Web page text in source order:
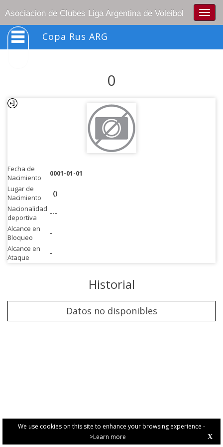
We use cookies on this site to enhance your browsing experience -
>Learn more
X
Asociacion de Clubes Liga Argentina de Voleibol
Copa Rus ARG
0
Fecha de
Nacimiento
0001-01-01
Lugar de
Nacimiento
()
Nacionalidad
deportiva
---
Alcance en
Bloqueo
-
Alcance en
Ataque
-
Historial
Datos no disponibles